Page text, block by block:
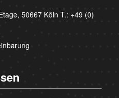
50667 Köln T.: +49 (0)